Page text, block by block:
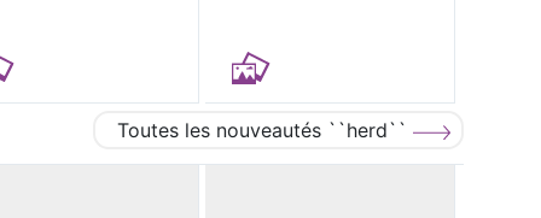
Toutes les nouveautés ``herd``